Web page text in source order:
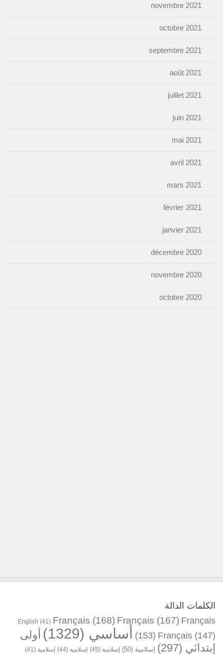
novembre 2021
octobre 2021
septembre 2021
août 2021
juillet 2021
juin 2021
mai 2021
avril 2021
mars 2021
février 2021
janvier 2021
décembre 2020
novembre 2020
octobre 2020
الكلمات الدالة
English (41) Français (168) Français (167) Français
(153) Français (147) أساسي (1329)
أولى
إبتدائي (297) إسلامية (50) إسلامية (45) إسلامية (44) إسلامية (41)